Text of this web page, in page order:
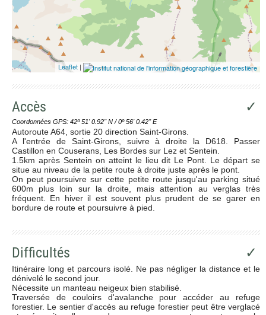
Leaflet |
Accès ✓
Coordonnées GPS: 42º 51' 0.92'' N / 0º 56' 0.42'' E
Autoroute A64, sortie 20 direction Saint-Girons.
A l'entrée de Saint-Girons, suivre à droite la D618. Passer
Castillon en Couserans, Les Bordes sur Lez et Sentein.
1.5km après Sentein on atteint le lieu dit Le Pont. Le départ se
situe au niveau de la petite route à droite juste après le pont.
On peut poursuivre sur cette petite route jusqu'au parking situé
600m plus loin sur la droite, mais attention au verglas très
fréquent. En hiver il est souvent plus prudent de se garer en
bordure de route et poursuivre à pied.
Difficultés ✓
Itinéraire long et parcours isolé. Ne pas négliger la distance et le
dénivelé le second jour.
Nécessite un manteau neigeux bien stabilisé.
Traversée de couloirs d'avalanche pour accéder au refuge
forestier. Le sentier d'accès au refuge forestier peut être verglacé